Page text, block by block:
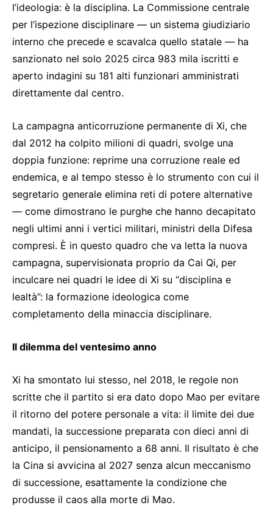
l’ideologia: è la disciplina. La Commissione centrale
per l’ispezione disciplinare — un sistema giudiziario
interno che precede e scavalca quello statale — ha
sanzionato nel solo 2025 circa 983 mila iscritti e
aperto indagini su 181 alti funzionari amministrati
direttamente dal centro.
La campagna anticorruzione permanente di Xi, che
dal 2012 ha colpito milioni di quadri, svolge una
doppia funzione: reprime una corruzione reale ed
endemica, e al tempo stesso è lo strumento con cui il
segretario generale elimina reti di potere alternative
— come dimostrano le purghe che hanno decapitato
negli ultimi anni i vertici militari, ministri della Difesa
compresi. È in questo quadro che va letta la nuova
campagna, supervisionata proprio da Cai Qi, per
inculcare nei quadri le idee di Xi su “disciplina e
lealtà”: la formazione ideologica come
completamento della minaccia disciplinare.
Il dilemma del ventesimo anno
Xi ha smontato lui stesso, nel 2018, le regole non
scritte che il partito si era dato dopo Mao per evitare
il ritorno del potere personale a vita: il limite dei due
mandati, la successione preparata con dieci anni di
anticipo, il pensionamento a 68 anni. Il risultato è che
la Cina si avvicina al 2027 senza alcun meccanismo
di successione, esattamente la condizione che
produsse il caos alla morte di Mao.